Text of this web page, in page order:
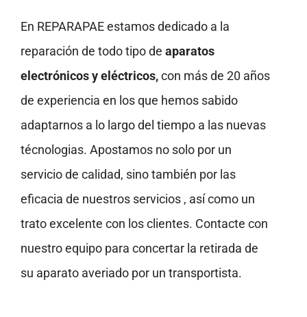
En REPARAPAE estamos dedicado a la
reparación de todo tipo de aparatos
electrónicos y eléctricos,con más de 20 años
de experiencia en los que hemos sabido
adaptarnos a lo largo del tiempo a las nuevas
técnologias. Apostamos no solo por un
servicio de calidad, sino también por las
eficacia de nuestros servicios , así como un
trato excelente con los clientes. Contacte con
nuestro equipo para concertar la retirada de
su aparato averiado por un transportista.